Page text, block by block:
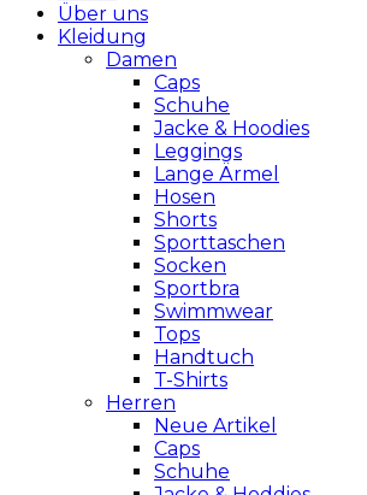
Über uns
Kleidung
Damen
Caps
Schuhe
Jacke & Hoodies
Leggings
Lange Ärmel
Hosen
Shorts
Sporttaschen
Socken
Sportbra
Swimmwear
Tops
Handtuch
T-Shirts
Herren
Neue Artikel
Caps
Schuhe